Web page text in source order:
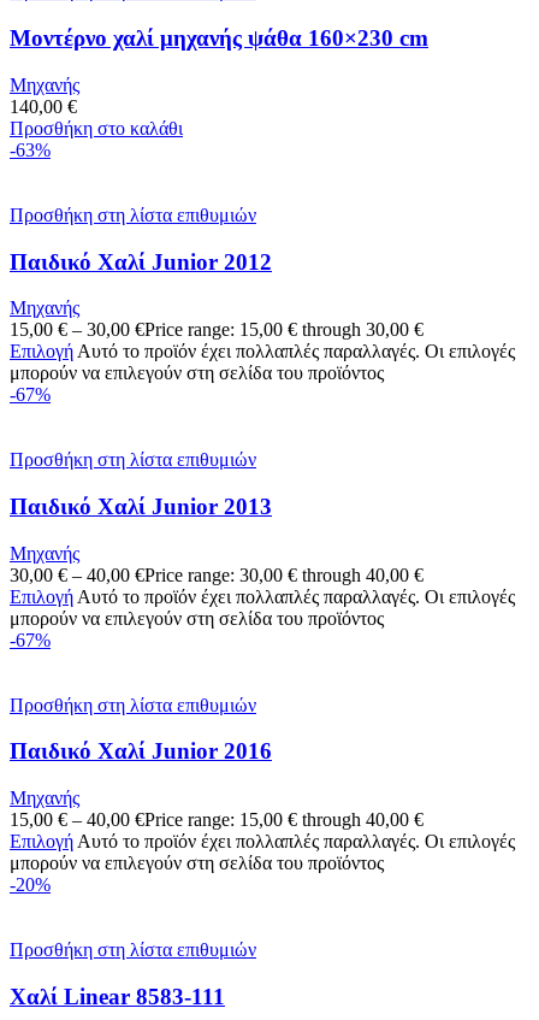
Μοντέρνο χαλί μηχανής ψάθα 160×230 cm
Μηχανής
140,00 €
Προσθήκη στο καλάθι
-63%
Προσθήκη στη λίστα επιθυμιών
Παιδικό Χαλί Junior 2012
Μηχανής
15,00 € – 30,00 €Price range: 15,00 € through 30,00 €
Επιλογή Αυτό το προϊόν έχει πολλαπλές παραλλαγές. Οι επιλογές
μπορούν να επιλεγούν στη σελίδα του προϊόντος
-67%
Προσθήκη στη λίστα επιθυμιών
Παιδικό Χαλί Junior 2013
Μηχανής
30,00 € – 40,00 €Price range: 30,00 € through 40,00 €
Επιλογή Αυτό το προϊόν έχει πολλαπλές παραλλαγές. Οι επιλογές
μπορούν να επιλεγούν στη σελίδα του προϊόντος
-67%
Προσθήκη στη λίστα επιθυμιών
Παιδικό Χαλί Junior 2016
Μηχανής
15,00 € – 40,00 €Price range: 15,00 € through 40,00 €
Επιλογή Αυτό το προϊόν έχει πολλαπλές παραλλαγές. Οι επιλογές
μπορούν να επιλεγούν στη σελίδα του προϊόντος
-20%
Προσθήκη στη λίστα επιθυμιών
Χαλί Linear 8583-111